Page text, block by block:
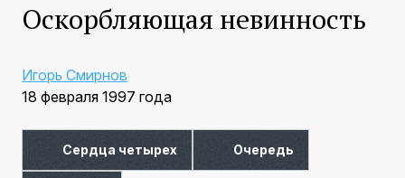
Оскорбляющая невинность
Игорь Смирнов
18 февраля 1997 года
Сердца четырех Очередь